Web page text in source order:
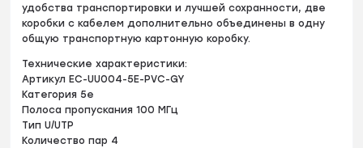
удобства транспортировки и лучшей сохранности, две
коробки с кабелем дополнительно объединены в одну
общую транспортную картонную коробку.
Технические характеристики:
Артикул EC-UU004-5E-PVC-GY
Категория 5e
Полоса пропускания 100 МГц
Тип U/UTP
Количество пар 4